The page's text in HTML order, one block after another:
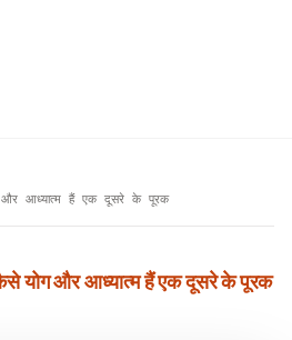
और आध्यात्म हैं एक दूसरे के पूरक
योग और आध्यात्म हैं एक दूसरे के पूरक